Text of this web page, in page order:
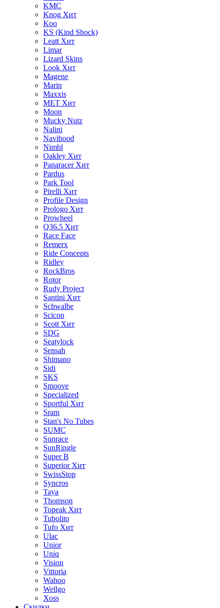
KMC
Knog Хит
Koo
KS (Kind Shock)
Leatt Хит
Limar
Lizard Skins
Look Хит
Magene
Marin
Maxxis
MET Хит
Moon
Mucky Nutz
Nalini
Navihood
Nimbl
Oakley Хит
Panaracer Хит
Pardus
Park Tool
Pirelli Хит
Profile Design
Prologo Хит
Prowheel
Q36.5 Хит
Race Face
Remerx
Ride Concepts
Ridley
RockBros
Rotor
Rudy Project
Santini Хит
Schwalbe
Scicon
Scott Хит
SDG
Seatylock
Sensah
Shimano
Sidi
SKS
Smoove
Specialized
Sportful Хит
Sram
Stan's No Tubes
SUMC
Sunrace
SunRingle
Super B
Superior Хит
SwissStop
Syncros
Taya
Thomson
Topeak Хит
Tubolito
Tufo Хит
Ulac
Unior
Uniq
Vision
Vittoria
Wahoo
Wellgo
Xoss